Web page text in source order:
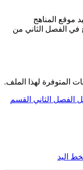
موقع المناهج
في الفصل الثاني من
المتوفرة لهذا الملف.
الفصل الثاني
القسم
اليد